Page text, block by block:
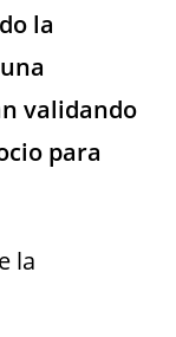
la
validando
para
la